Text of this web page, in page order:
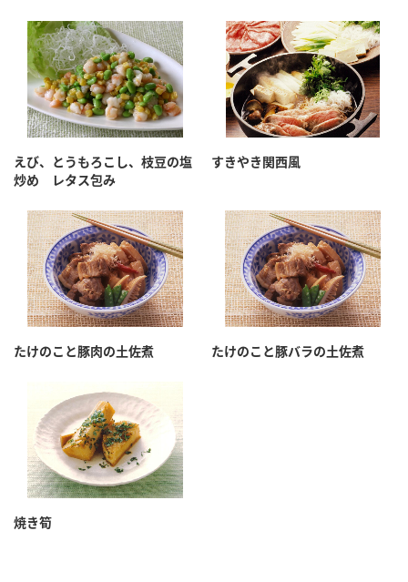
つゆ たれ
スープ 中華
クイック調味料 レモン果汁
ふりかけ おすしの素
炊き込みご飯の素 米飯用調味液
納豆
カンタン酢
お酢ドリンク
味ぽん
ぽん酢
かおりの蔵
鍋なび
納豆のサイト
PIN印
三ツ判山吹
千夜
スペシャルサイト
お酢を知ろう！
すしラボ
ぽん酢サワー
納豆の豆知識
ミツカングループについて
企業理念
ミツカンの歴史
ミツカンを知る
環境への取り組み
水の文化センター（アーカイブ）
ZENB initiative
各部門が大切にしていること
採用情報
ニュースリリース
お客様相談センター
お客様の声をいかしました
販売終了製品のご案内
よくあるご質問
お問い合わせ
地図から取り扱い店舗を探す
えび、とうもろこし、枝豆の塩
炒め レタス包み
すきやき関西風
たけのこと豚肉の土佐煮 たけのこと豚バラの土佐煮
焼き筍